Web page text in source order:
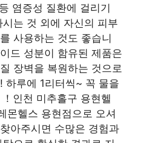
염증성 질환에 걸리기
는 것 외에 자신의 피부
사용하는 것도 좋습니
드 성분이 함유된 제품은
장벽을 복원하는 것으로
하루에 1리터씩~ 꼭 물을
인천 미추홀구 용현헬
몬헬스 용현점으로 오셔
아주시면 수많은 경험과